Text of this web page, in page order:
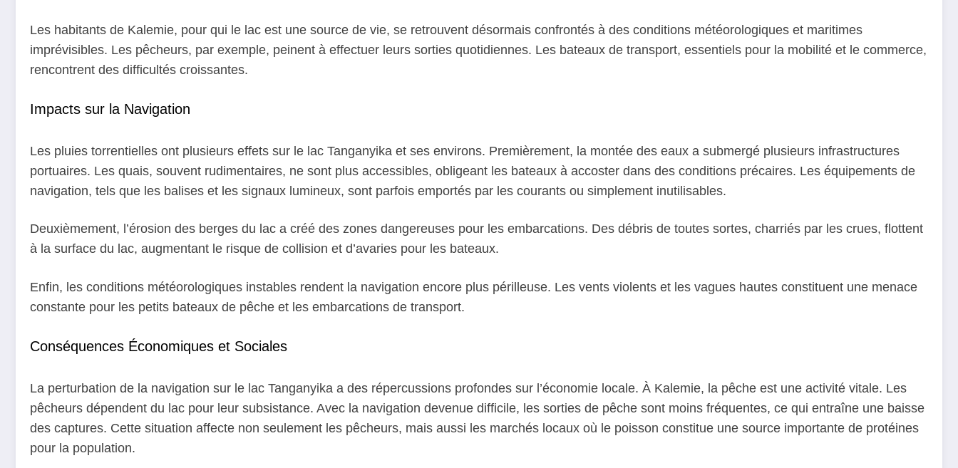
Les habitants de Kalemie, pour qui le lac est une source de vie, se retrouvent désormais confrontés à des conditions météorologiques et maritimes
imprévisibles. Les pêcheurs, par exemple, peinent à effectuer leurs sorties quotidiennes. Les bateaux de transport, essentiels pour la mobilité et le commerce,
rencontrent des difficultés croissantes.
Impacts sur la Navigation
Les pluies torrentielles ont plusieurs effets sur le lac Tanganyika et ses environs. Premièrement, la montée des eaux a submergé plusieurs infrastructures
portuaires. Les quais, souvent rudimentaires, ne sont plus accessibles, obligeant les bateaux à accoster dans des conditions précaires. Les équipements de
navigation, tels que les balises et les signaux lumineux, sont parfois emportés par les courants ou simplement inutilisables.
Deuxièmement, l’érosion des berges du lac a créé des zones dangereuses pour les embarcations. Des débris de toutes sortes, charriés par les crues, flottent
à la surface du lac, augmentant le risque de collision et d’avaries pour les bateaux.
Enfin, les conditions météorologiques instables rendent la navigation encore plus périlleuse. Les vents violents et les vagues hautes constituent une menace
constante pour les petits bateaux de pêche et les embarcations de transport.
Conséquences Économiques et Sociales
La perturbation de la navigation sur le lac Tanganyika a des répercussions profondes sur l’économie locale. À Kalemie, la pêche est une activité vitale. Les
pêcheurs dépendent du lac pour leur subsistance. Avec la navigation devenue difficile, les sorties de pêche sont moins fréquentes, ce qui entraîne une baisse
des captures. Cette situation affecte non seulement les pêcheurs, mais aussi les marchés locaux où le poisson constitue une source importante de protéines
pour la population.